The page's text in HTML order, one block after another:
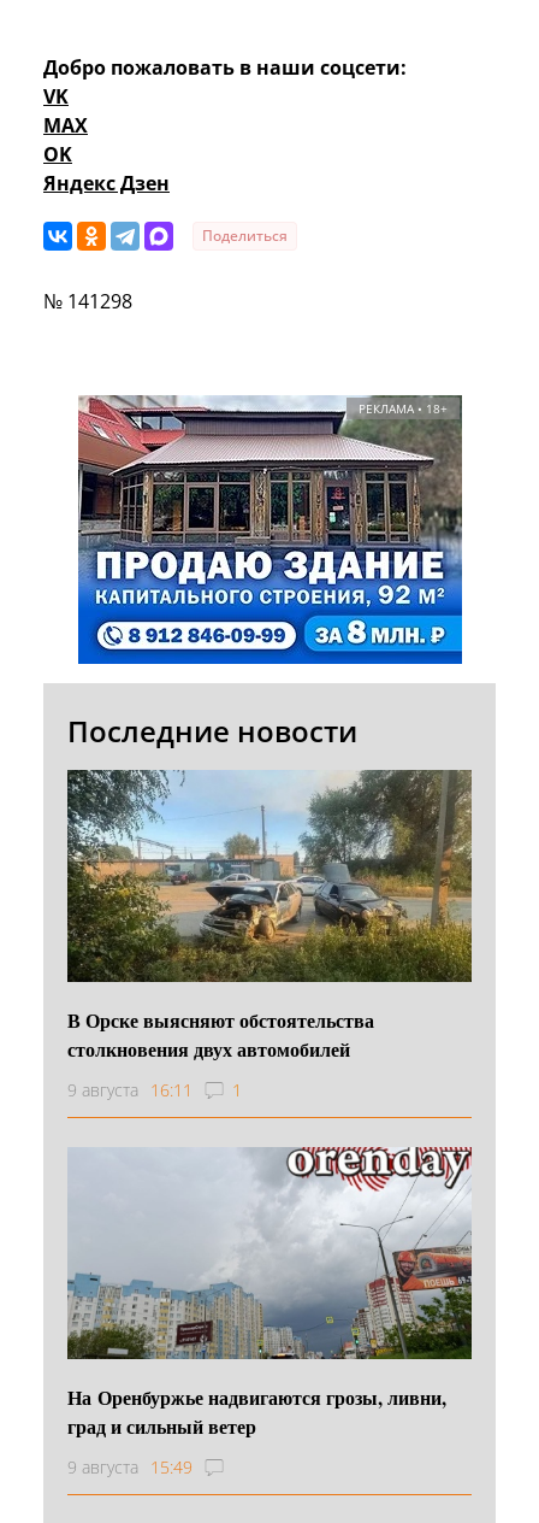
Добро пожаловать в наши соцсети:
VK
MAX
OK
Яндекс Дзен
Поделиться
№ 141298
РЕКЛАМА • 18+
Последние новости
В Орске выясняют обстоятельства
столкновения двух автомобилей
9 августа 16:11 1
На Оренбуржье надвигаются грозы, ливни,
град и сильный ветер
9 августа 15:49